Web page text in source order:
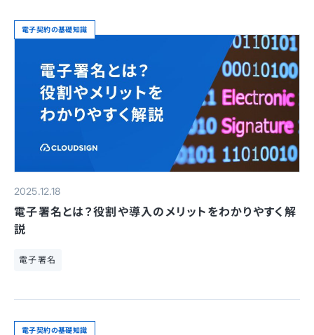
電子契約の基礎知識
2025.12.18
電子署名とは？役割や導入のメリットをわかりやすく解
説
電子署名
電子契約の基礎知識